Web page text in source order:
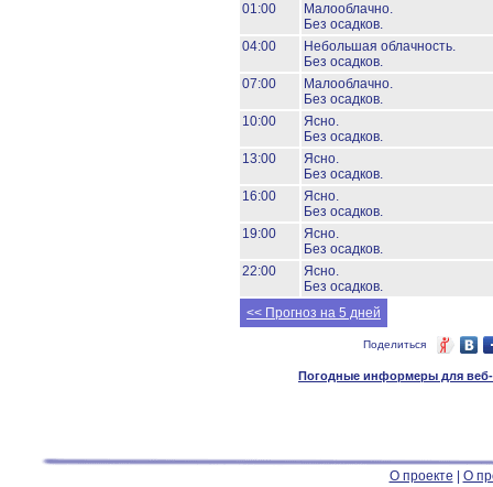
01:00
Малооблачно.
Без осадков.
04:00
Небольшая облачность.
Без осадков.
07:00
Малооблачно.
Без осадков.
10:00
Ясно.
Без осадков.
13:00
Ясно.
Без осадков.
16:00
Ясно.
Без осадков.
19:00
Ясно.
Без осадков.
22:00
Ясно.
Без осадков.
<< Прогноз на 5 дней
Поделиться
Погодные информеры для веб-
О проекте О